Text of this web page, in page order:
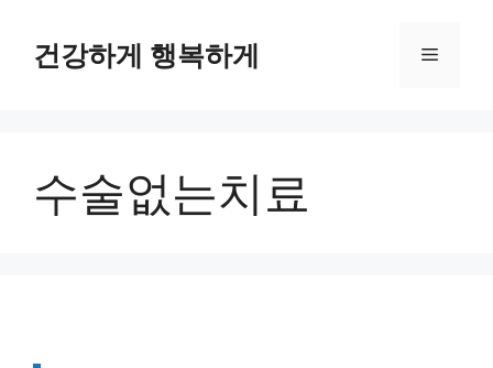
건강하게 행복하게 메
수술없는치료